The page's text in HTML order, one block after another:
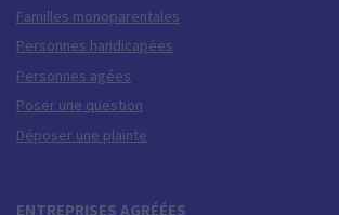
Familles monoparentales
Personnes handicapées
Personnes agées
Poser une question
Déposer une plainte
ENTREPRISES AGRÉÉES